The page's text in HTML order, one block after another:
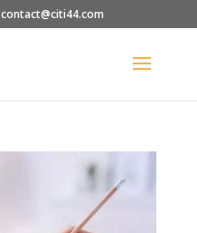
contact@citi44.com